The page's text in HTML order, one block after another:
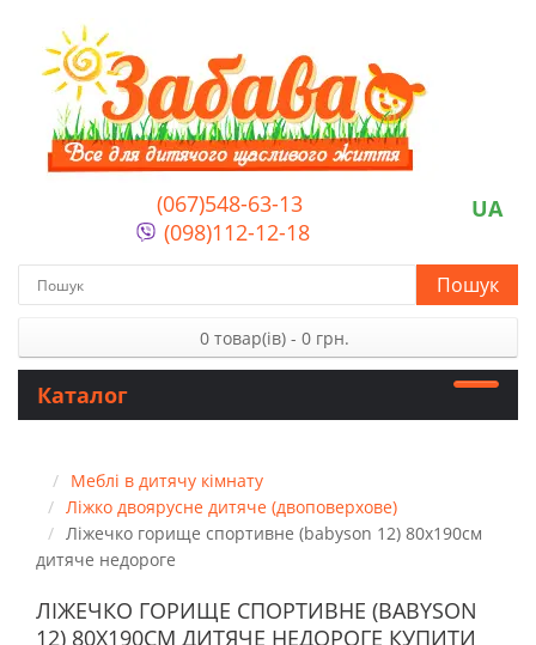
(067)548-63-13
(098)112-12-18
UA
Пошук
0 товар(ів) - 0 грн.
Каталог
Меблі в дитячу кімнату
Ліжко двоярусне дитяче (двоповерхове)
Ліжечко горище спортивне (babyson 12) 80x190см
дитяче недороге
ЛІЖЕЧКО ГОРИЩЕ СПОРТИВНЕ (BABYSON
12) 80X190СМ ДИТЯЧЕ НЕДОРОГЕ КУПИТИ